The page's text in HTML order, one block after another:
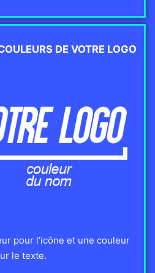
DE VOTRE LOGO
pour l’icône et une couleur
le texte.